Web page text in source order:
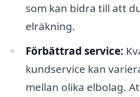
som kan bidra till att
elräkning.
Förbättrad service:
kundservice kan
mellan olika elbolag.